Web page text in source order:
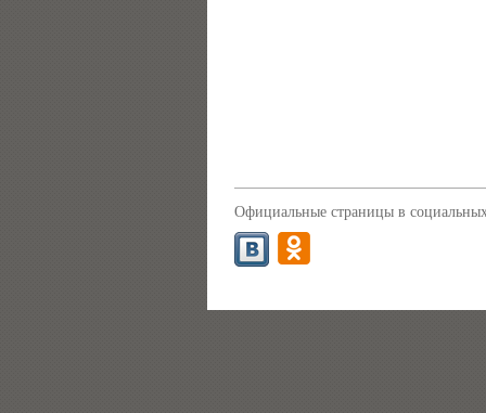
Официальные страницы в социальных